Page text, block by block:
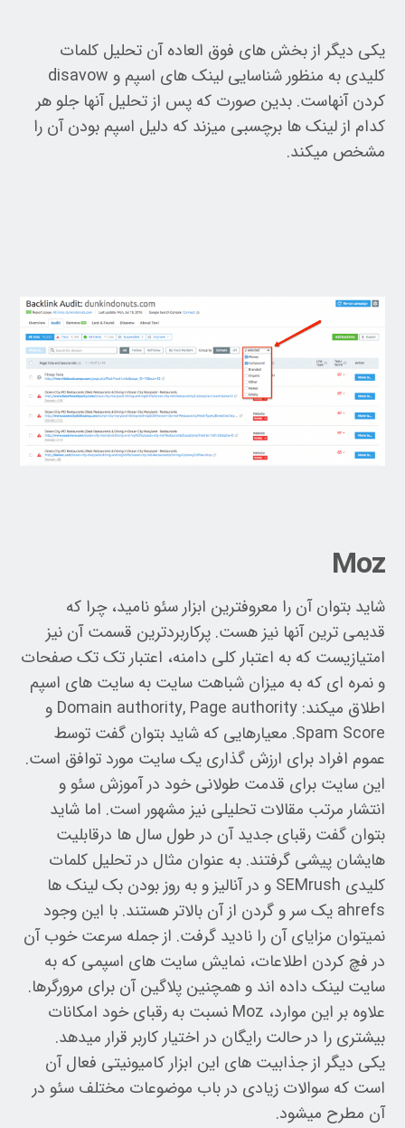
یکی دیگر از بخش های فوق العاده آن تحلیل کلمات
کلیدی به منظور شناسایی لینک های اسپم و disavow
کردن آنهاست. بدین صورت که پس از تحلیل آنها جلو هر
کدام از لینک ها برچسبی میزند که دلیل اسپم بودن آن را
مشخص میکند.
Moz
شاید بتوان آن را معروفترین ابزار سئو نامید، چرا که
قدیمی ترین آنها نیز هست. پرکاربردترین قسمت آن نیز
امتیازیست که به اعتبار کلی دامنه، اعتبار تک تک صفحات
و نمره ای که به میزان شباهت سایت به سایت های اسپم
اطلاق میکند: Domain authority, Page authority و
Spam Score. معیارهایی که شاید بتوان گفت توسط
عموم افراد برای ارزش گذاری یک سایت مورد توافق است.
این سایت برای قدمت طولانی خود در آموزش سئو و
انتشار مرتب مقالات تحلیلی نیز مشهور است. اما شاید
بتوان گفت رقبای جدید آن در طول سال ها درقابلیت
هایشان پیشی گرفتند. به عنوان مثال در تحلیل کلمات
کلیدی SEMrush و در آنالیز و به روز بودن بک لینک ها
ahrefs یک سر و گردن از آن بالاتر هستند. با این وجود
نمیتوان مزایای آن را نادید گرفت. از جمله سرعت خوب آن
در فچ کردن اطلاعات، نمایش سایت های اسپمی که به
سایت لینک داده اند و همچنین پلاگین آن برای مرورگرها.
علاوه بر این موارد، Moz نسبت به رقبای خود امکانات
بیشتری را در حالت رایگان در اختیار کاربر قرار میدهد.
یکی دیگر از جذابیت های این ابزار کامیونیتی فعال آن
است که سوالات زیادی در باب موضوعات مختلف سئو در
آن مطرح میشود.